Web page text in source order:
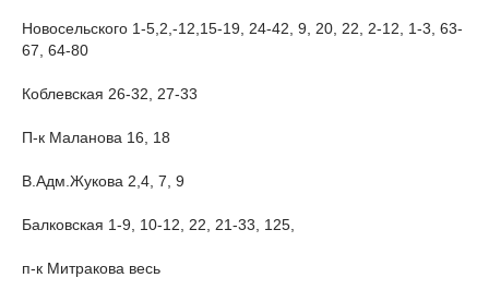
Новосельского 1-5,2,-12,15-19, 24-42, 9, 20, 22, 2-12, 1-3, 63-
67, 64-80
Коблевская 26-32, 27-33
П-к Маланова 16, 18
В.Адм.Жукова 2,4, 7, 9
Балковская 1-9, 10-12, 22, 21-33, 125,
п-к Митракова весь